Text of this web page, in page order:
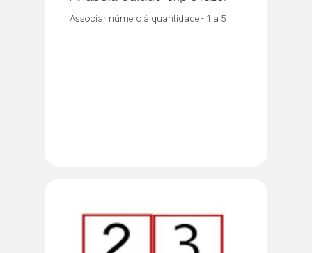
Associar número à quantidade - 1 a 5